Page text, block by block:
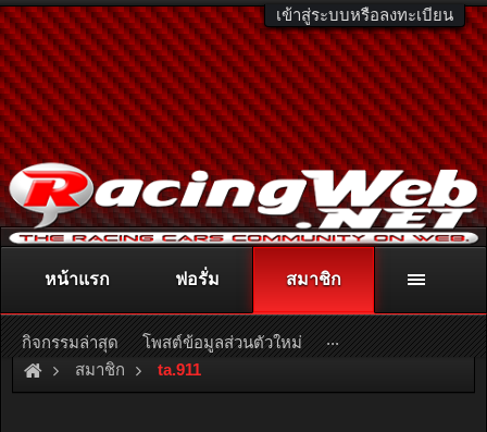
เข้าสู่ระบบหรือลงทะเบียน
ติดต่อลงโฆษณา racingweb@gmail.comหรือโทร. 081-811-1138
หรืออ่านรายละเอียดเพิ่มเติม คลิกที่นี่
สมาชิก ta.911
หน้าแรก ฟอรั่ม สมาชิก
กิจกรรมล่าสุด โพสต์ข้อมูลส่วนตัวใหม่ ...